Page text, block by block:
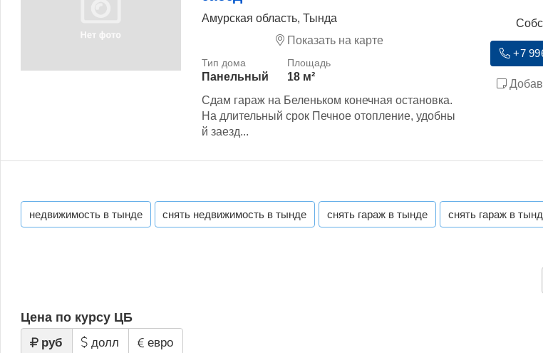
Амурская область, Тында
Показать на карте
Панельный
18 м²
Сдам гараж на Беленьком конечная остановка.
На длительный срок Печное отопление, удобны
й заезд...
+7
недвижимость в тынде снять недвижимость в тынде снять гараж в тынде снять гараж в
Цена по курсу ЦБ
руб долл евро